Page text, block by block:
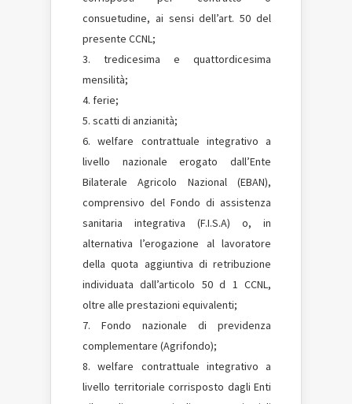
consuetudine, ai sensi dell’art. 50 del
presente CCNL;
tredicesima e quattordicesima
mensilità;
ferie;
scatti di anzianità;
welfare contrattuale integrativo a
livello nazionale erogato dall’Ente
Bilaterale Agricolo Nazional (EBAN),
comprensivo del Fondo di assistenza
sanitaria integrativa (F.I.S.A) o, in
alternativa l’erogazione al lavoratore
della quota aggiuntiva di retribuzione
individuata dall’articolo 50 d 1 CCNL,
oltre alle prestazioni equivalenti;
Fondo nazionale di previdenza
complementare (Agrifondo);
welfare contrattuale integrativo a
livello territoriale corrisposto dagli Enti